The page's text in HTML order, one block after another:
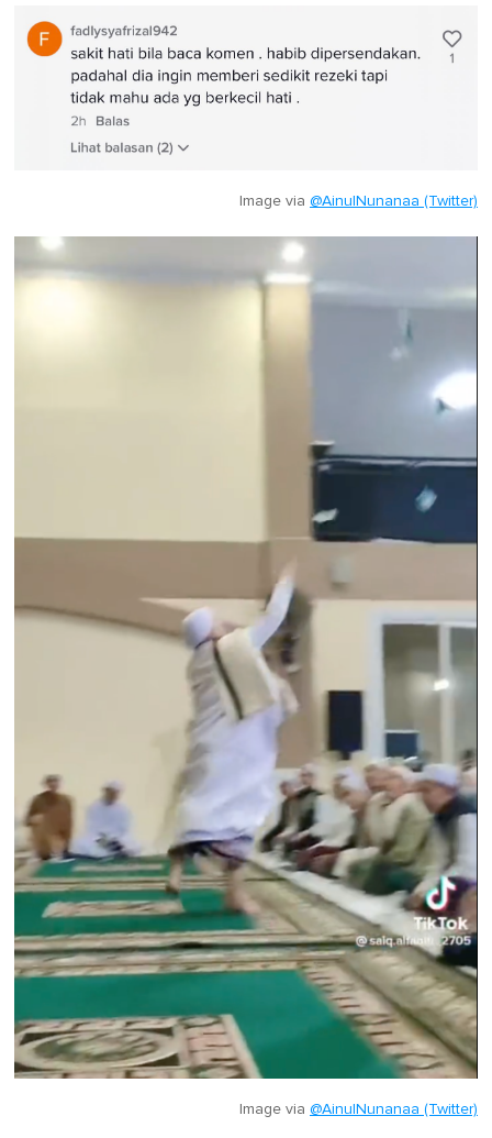
Image via @AinulNunanaa (Twitter)
Image via @AinulNunanaa (Twitter)